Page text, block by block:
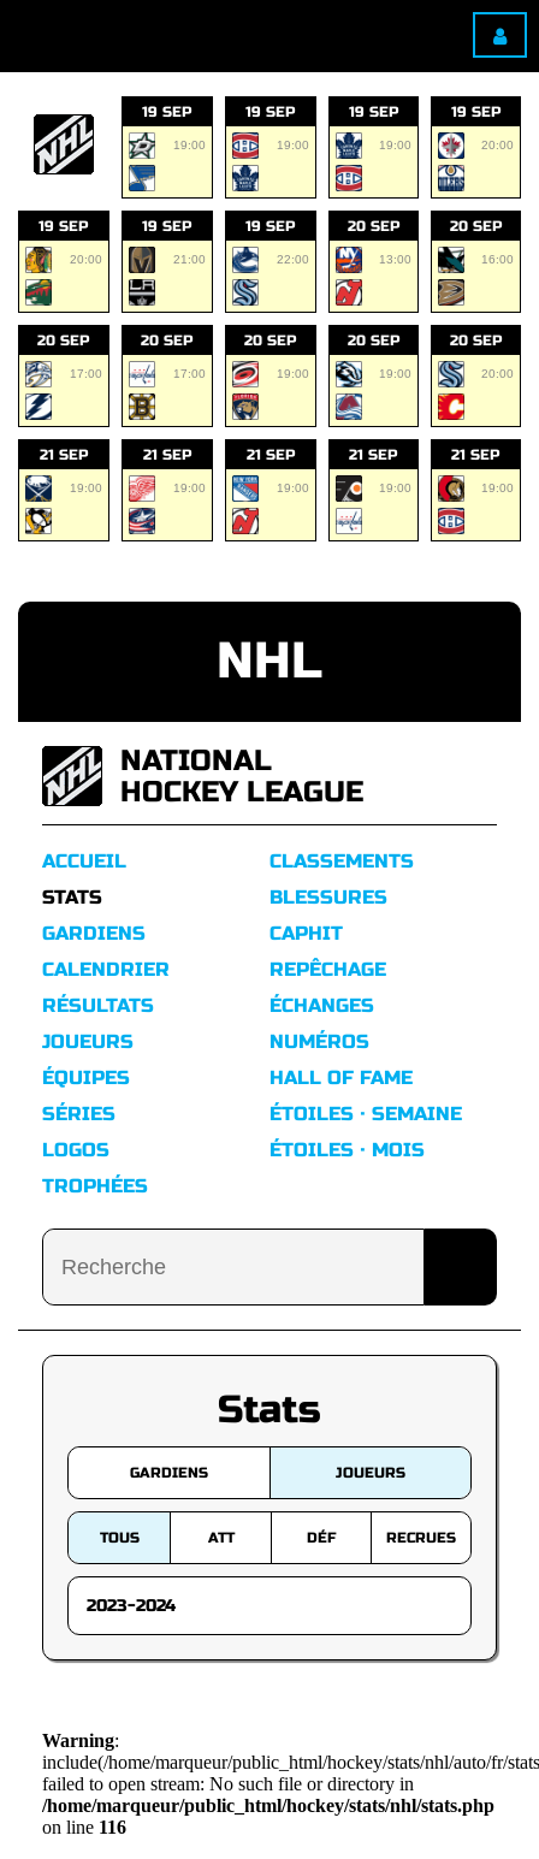
19 SEP
19:00
19 SEP
19:00
19 SEP
19:00
19 SEP
20:00
19 SEP
20:00
19 SEP
21:00
19 SEP
22:00
20 SEP
13:00
20 SEP
16:00
20 SEP
17:00
20 SEP
17:00
20 SEP
19:00
20 SEP
19:00
20 SEP
20:00
21 SEP
19:00
21 SEP
19:00
21 SEP
19:00
21 SEP
19:00
21 SEP
19:00
NHL
NATIONAL
HOCKEY LEAGUE
ACCUEIL
STATS
GARDIENS
CALENDRIER
RÉSULTATS
CLASSEMENTS
BLESSURES
CAPHIT
REPÊCHAGE
ÉCHANGES
JOUEURS
ÉQUIPES
SÉRIES
LOGOS
TROPHÉES
NUMÉROS
HALL OF FAME
ÉTOILES · SEMAINE
ÉTOILES · MOIS
Stats
GARDIENS JOUEURS
TOUS ATT DÉF RECRUES
Warning:
include(/home/marqueur/public_html/hockey/stats/nhl/auto/fr/
failed to open stream: No such file or directory in
/home/marqueur/public_html/hockey/stats/nhl/stats.php
on line 116